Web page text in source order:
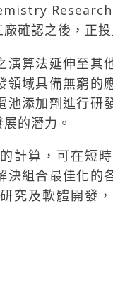
Research
確認之後，正
演算法延伸至其
領域具備無窮的
池添加劑進行研
的潛力。
計算，可在短
決組合最佳化的
究及軟體開發